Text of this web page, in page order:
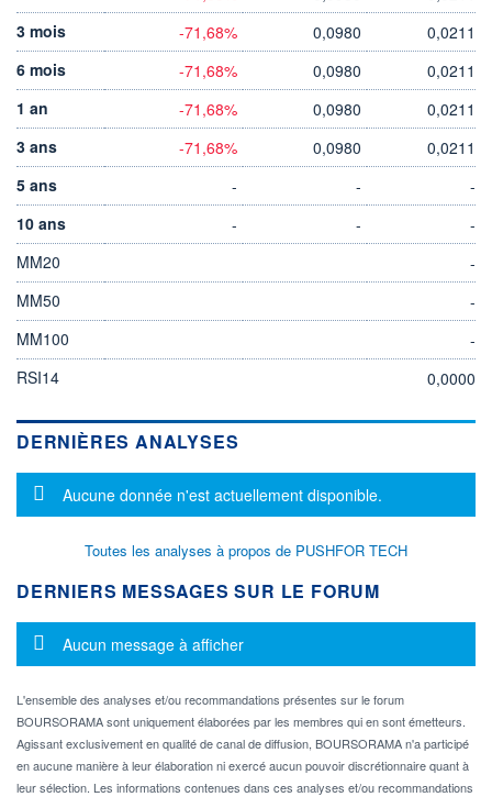
3 mois
-71,68% 0,0980
0,0211
6 mois
-71,68% 0,0980
0,0211
1 an
-71,68% 0,0980
0,0211
3 ans
-71,68% 0,0980
0,0211
5 ans
- -
-
10 ans
- -
-
MM20
-
MM50
-
MM100
-
RSI14
0,0000
DERNIÈRES ANALYSES
Message d'information
Aucune donnée n'est actuellement disponible.
Toutes les analyses à propos de PUSHFOR TECH
DERNIERS MESSAGES SUR LE FORUM
Message d'information
Aucun message à afficher
L'ensemble des analyses et/ou recommandations présentes sur le forum
BOURSORAMA sont uniquement élaborées par les membres qui en sont émetteurs.
Agissant exclusivement en qualité de canal de diffusion, BOURSORAMA n'a participé
en aucune manière à leur élaboration ni exercé aucun pouvoir discrétionnaire quant à
leur sélection. Les informations contenues dans ces analyses et/ou recommandations